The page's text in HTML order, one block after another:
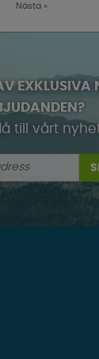
Nästa »
EXKLUSIVA
till vårt